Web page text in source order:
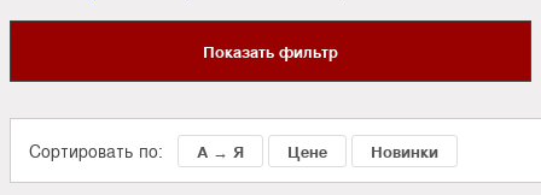
Показать фильтр
Сортировать по: А → Я Цене Новинки